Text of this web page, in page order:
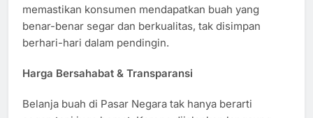
memastikan konsumen mendapatkan buah yang
benar-benar segar dan berkualitas, tak disimpan
berhari-hari dalam pendingin.
Harga Bersahabat & Transparansi
Belanja buah di Pasar Negara tak hanya berarti